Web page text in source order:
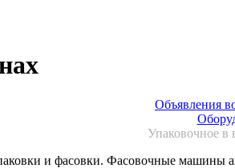
Объявления
Упаковочное в
и фасовки. Фасовочные машины